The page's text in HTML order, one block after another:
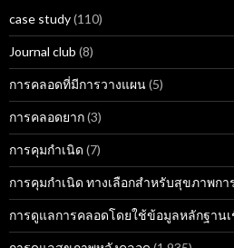
case study(110)
Journal club (8)
การคลอดที่มีการวางแผน(5)
การคลอดยาก(3)
การคุมกำเนิด (7)
การคุมกำเนิด ทางเลือกสำหรับสุขภาพก
การดูแลการคลอดโดยใช้ข้อมูลหลักฐาน